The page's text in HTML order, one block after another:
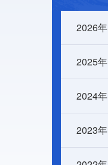
2026年
2025年
2024年
2023年